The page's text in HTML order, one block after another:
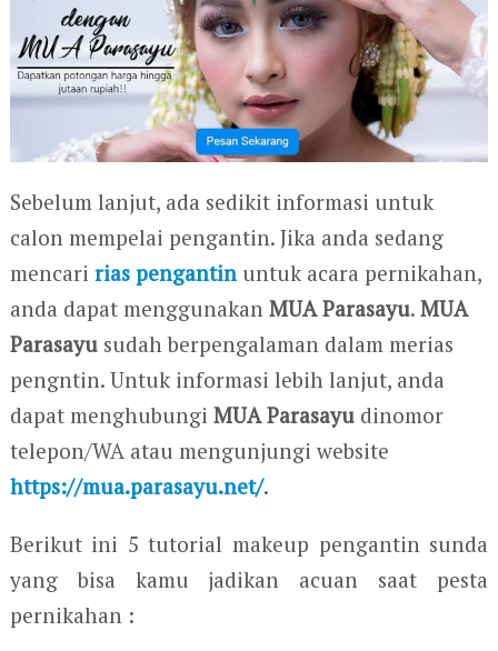
Sebelum lanjut, ada sedikit informasi untuk
calon mempelai pengantin. Jika anda sedang
mencari rias pengantinuntuk acara pernikahan,
anda dapat menggunakan MUA Parasayu. MUA
Parasayusudah berpengalaman dalam merias
pengntin. Untuk informasi lebih lanjut, anda
dapat menghubungi MUA Parasayudinomor
telepon/WA atau mengunjungi website
https://mua.parasayu.net/.
Berikut ini 5 tutorial makeup pengantin sunda
yang bisa kamu jadikan acuan saat pesta
pernikahan :